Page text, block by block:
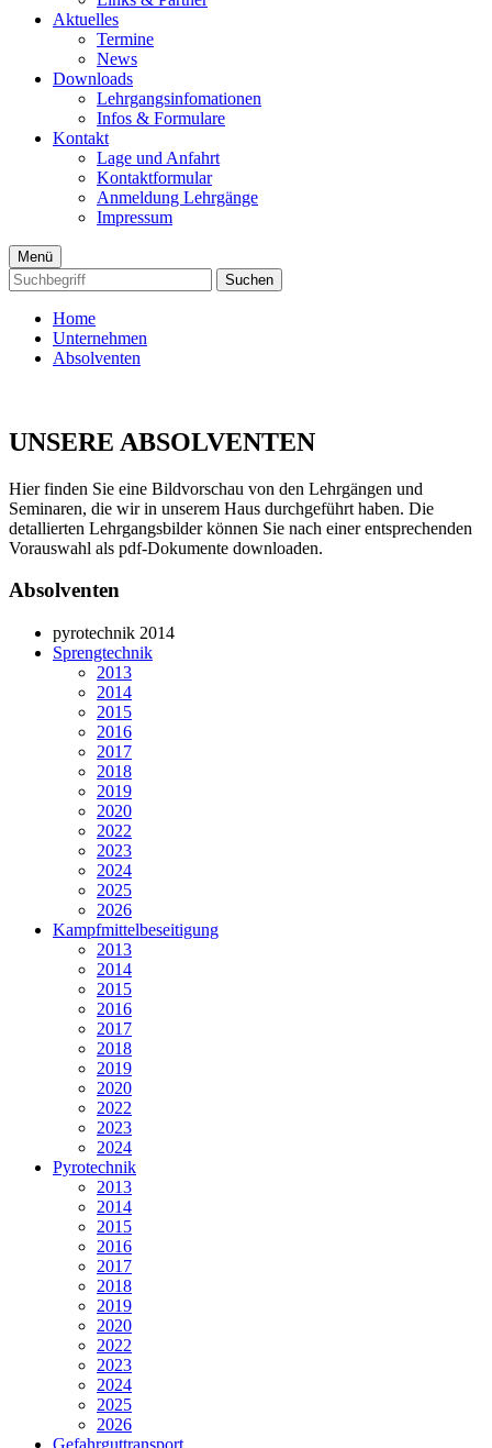
Aktuelles
Termine
News
Downloads
Lehrgangsinfomationen
Infos & Formulare
Kontakt
Lage und Anfahrt
Kontaktformular
Anmeldung Lehrgänge
Impressum
Menü
Suchen
Home
Unternehmen
Absolventen
UNSERE ABSOLVENTEN
Hier finden Sie eine Bildvorschau von den Lehrgängen und
Seminaren, die wir in unserem Haus durchgeführt haben. Die
detallierten Lehrgangsbilder können Sie nach einer entsprechenden
Vorauswahl als pdf-Dokumente downloaden.
Absolventen
pyrotechnik 2014
Sprengtechnik
2013
2014
2015
2016
2017
2018
2019
2020
2022
2023
2024
2025
2026
Kampfmittelbeseitigung
2013
2014
2015
2016
2017
2018
2019
2020
2022
2023
2024
Pyrotechnik
2013
2014
2015
2016
2017
2018
2019
2020
2022
2023
2024
2025
2026